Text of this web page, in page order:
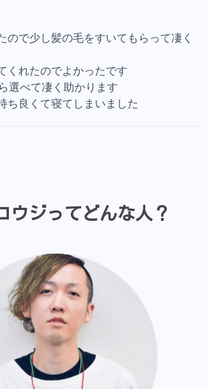
ので少し髪の毛をすいてもらって凄く
くれたのでよかったです
選べて凄く助かります
ち良くて寝てしまいました
ウジってどんな人？